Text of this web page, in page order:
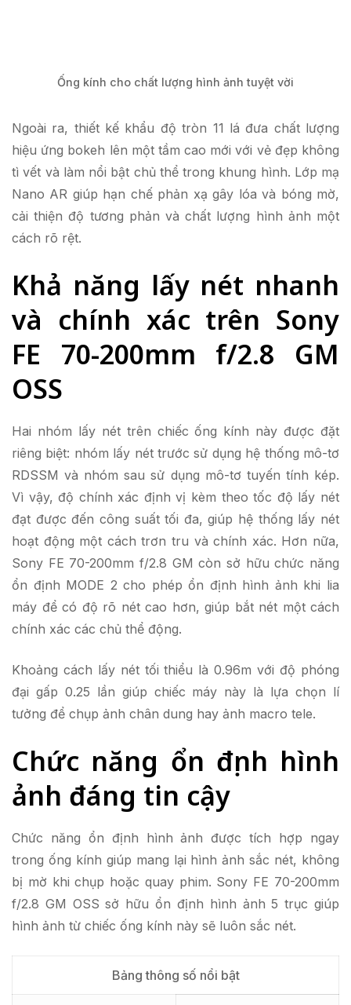
Ống kính cho chất lượng hình ảnh tuyệt vời
Ngoài ra, thiết kế khẩu độ tròn 11 lá đưa chất lượng
hiệu ứng bokeh lên một tầm cao mới với vẻ đẹp không
tì vết và làm nổi bật chủ thể trong khung hình. Lớp mạ
Nano AR giúp hạn chế phản xạ gây lóa và bóng mờ,
cải thiện độ tương phản và chất lượng hình ảnh một
cách rõ rệt.
Khả năng lấy nét nhanh
và chính xác trên Sony
FE 70-200mm f/2.8 GM
OSS
Hai nhóm lấy nét trên chiếc ống kính này được đặt
riêng biệt: nhóm lấy nét trước sử dụng hệ thống mô-tơ
RDSSM và nhóm sau sử dụng mô-tơ tuyến tính kép.
Vì vậy, độ chính xác định vị kèm theo tốc độ lấy nét
đạt được đến công suất tối đa, giúp hệ thống lấy nét
hoạt động một cách trơn tru và chính xác. Hơn nữa,
Sony FE 70-200mm f/2.8 GM còn sở hữu chức năng
ổn định MODE 2 cho phép ổn định hình ảnh khi lia
máy để có độ rõ nét cao hơn, giúp bắt nét một cách
chính xác các chủ thể động.
Khoảng cách lấy nét tối thiểu là 0.96m với độ phóng
đại gấp 0.25 lần giúp chiếc máy này là lựa chọn lí
tưởng để chụp ảnh chân dung hay ảnh macro tele.
Chức năng ổn định hình
ảnh đáng tin cậy
Chức năng ổn định hình ảnh được tích hợp ngay
trong ống kính giúp mang lại hình ảnh sắc nét, không
bị mờ khi chụp hoặc quay phim. Sony FE 70-200mm
f/2.8 GM OSS sở hữu ổn định hình ảnh 5 trục giúp
hình ảnh từ chiếc ống kính này sẽ luôn sắc nét.
Bảng thông số nổi bật